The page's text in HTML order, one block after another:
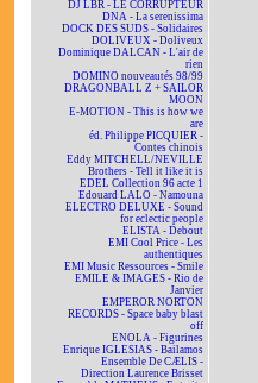
DJ LBR - LE CORRUPTEUR
DNA - La serenissima
DOCK DES SUDS - Solidaires
DOLIVEUX - Doliveux
Dominique DALCAN - L'air de
rien
DOMINO nouveautés 98/99
DRAGONBALL Z + SAILOR
MOON
E-MOTION - This is how we
are
éd. Philippe PICQUIER -
Contes chinois
Eddy MITCHELL/NEVILLE
Brothers - Tell it like it is
EDEL Collection 96 acte 1
Edouard LALO - Namouna
ELECTRO DELUXE - Sound
for eclectic people
ELISTA - Debout
EMI Cool Price - Les
authentiques
EMI Music Ressources - Smile
EMILE & IMAGES - Rio de
Janvier
EMPEROR NORTON
RECORDS - Space baby blast
off
ENOLA - Figurines
Enrique IGLESIAS - Bailamos
Ensemble De CÆLIS -
Direction Laurence Brisset